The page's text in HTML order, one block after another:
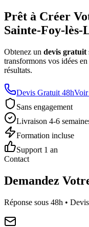
Prêt à Créer
Sainte-Foy-lès-
Obtenez un devis gratuit
transformons vos idées
résultats.
Devis Gratuit 48hVoir
Sans engagement
Livraison 4-6
Formation incluse
Support 1 an
Contact
Demandez
Réponse sous 48h •